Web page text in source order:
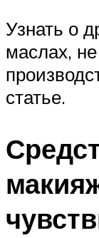
Узнать о
маслах, не
статье.